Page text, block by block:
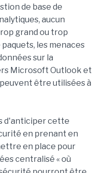
de base de
aucun
grand ou trop
les menaces
sur la
Microsoft Outlook et
être utilisées à
d'anticiper cette
en prenant en
en place pour
centralisé « où